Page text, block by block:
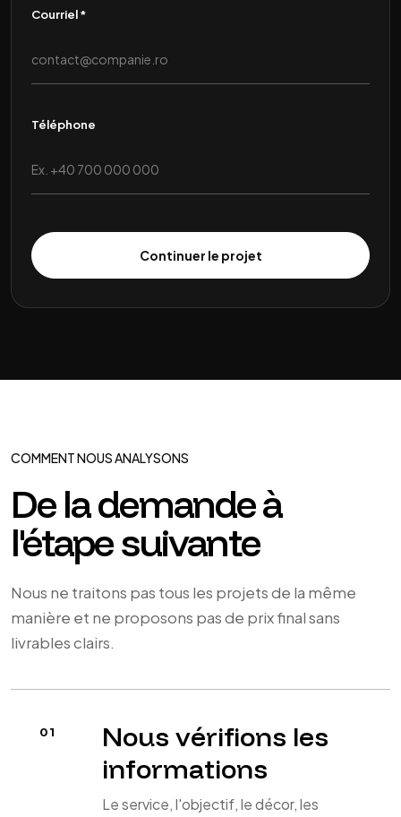
Courriel *
Téléphone
Continuer le projet
COMMENT NOUS ANALYSONS
De la demande à
l'étape suivante
Nous ne traitons pas tous les projets de la même
manière et ne proposons pas de prix final sans
livrables clairs.
Nous vérifions les
informations
Le service, l'objectif, le décor, les